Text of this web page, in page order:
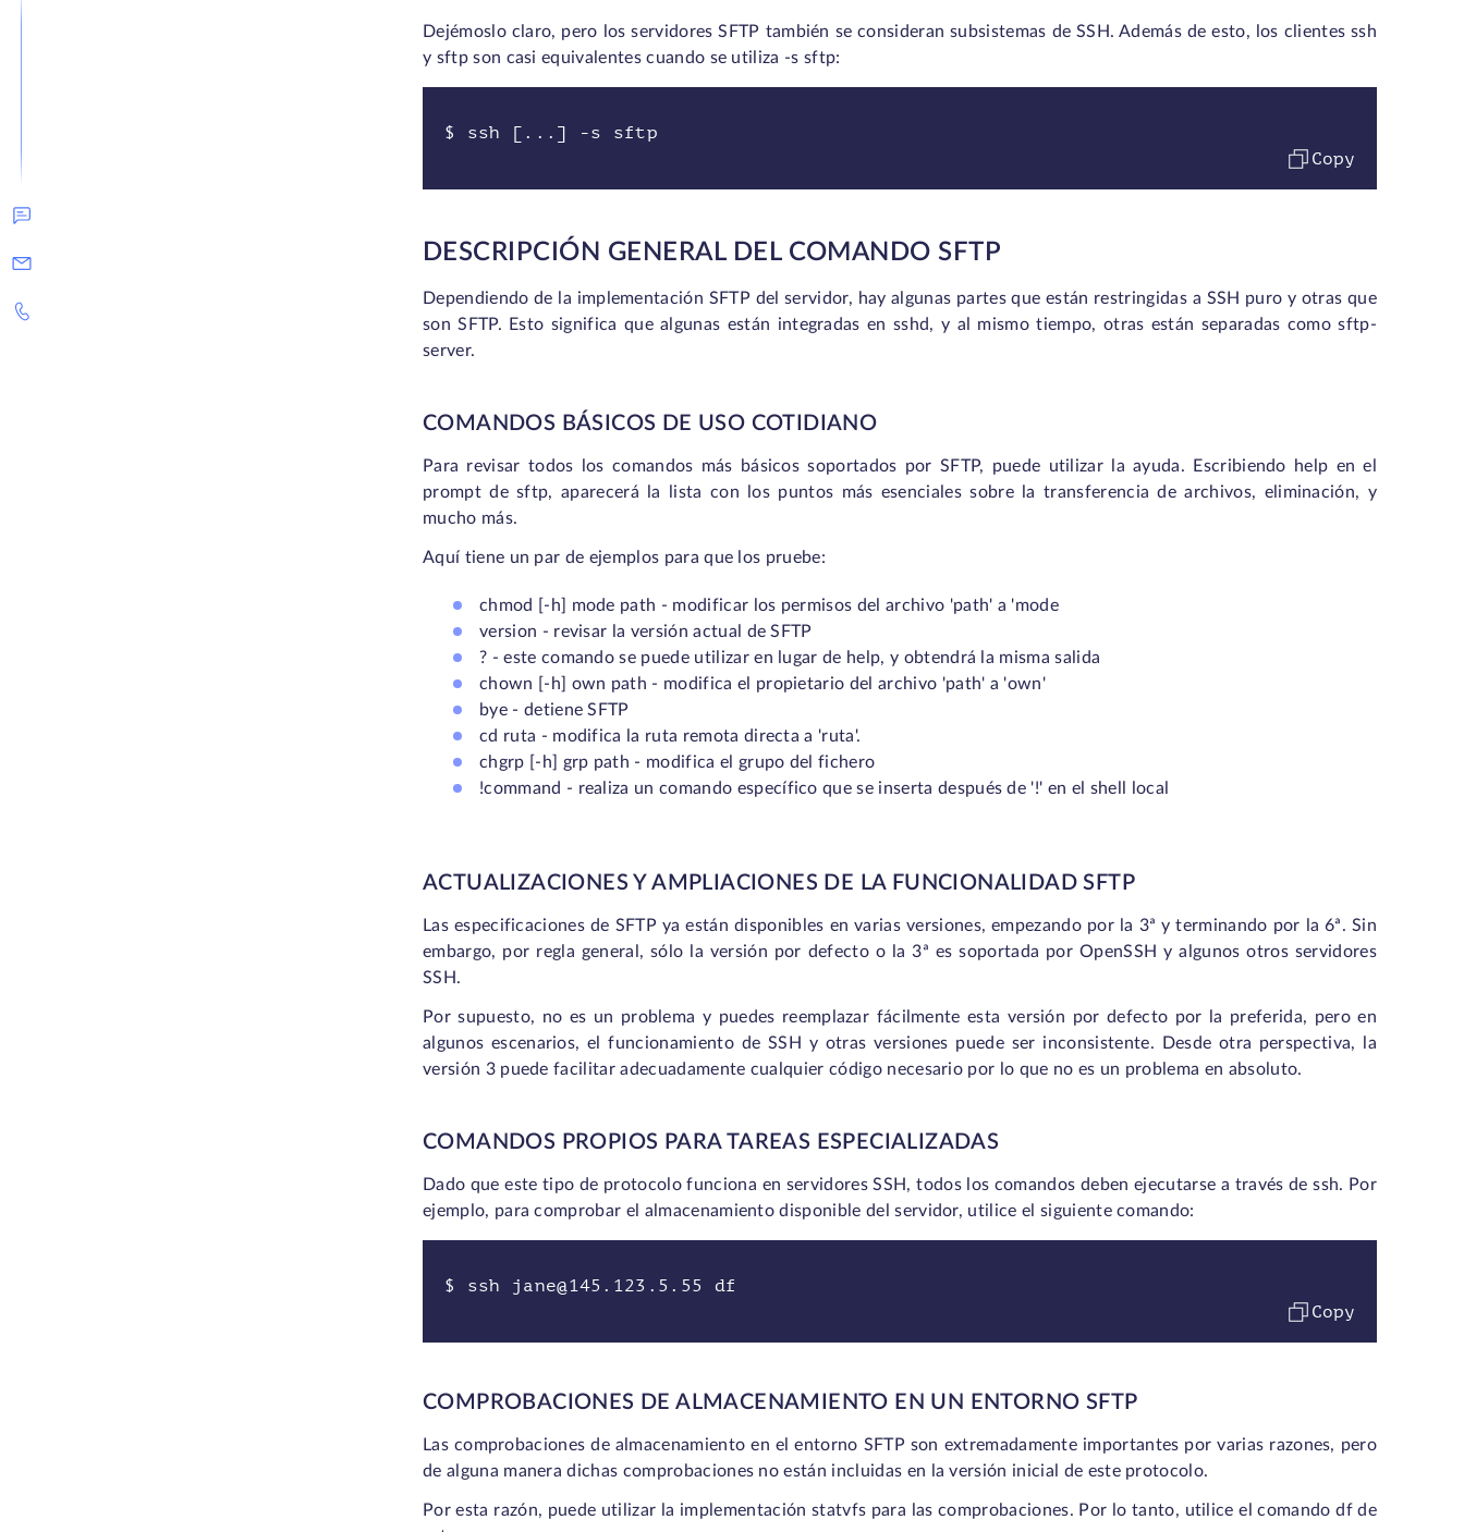
Dejémoslo claro, pero los servidores SFTP también se consideran subsistemas de SSH. Además de esto, los clientes ssh
y sftp son casi equivalentes cuando se utiliza -s sftp:
$ ssh [...] -s sftp
Copy
DESCRIPCIÓN GENERAL DEL COMANDO SFTP
Dependiendo de la implementación SFTP del servidor, hay algunas partes que están restringidas a SSH puro y otras que
son SFTP. Esto significa que algunas están integradas en sshd, y al mismo tiempo, otras están separadas como sftp-
server.
COMANDOS BÁSICOS DE USO COTIDIANO
Para revisar todos los comandos más básicos soportados por SFTP, puede utilizar la ayuda. Escribiendo help en el
prompt de sftp, aparecerá la lista con los puntos más esenciales sobre la transferencia de archivos, eliminación, y
mucho más.
Aquí tiene un par de ejemplos para que los pruebe:
chmod [-h] mode path - modificar los permisos del archivo 'path' a 'mode
version - revisar la versión actual de SFTP
? - este comando se puede utilizar en lugar de help, y obtendrá la misma salida
chown [-h] own path - modifica el propietario del archivo 'path' a 'own'
bye - detiene SFTP
cd ruta - modifica la ruta remota directa a 'ruta'.
chgrp [-h] grp path - modifica el grupo del fichero
!command - realiza un comando específico que se inserta después de '!' en el shell local
ACTUALIZACIONES Y AMPLIACIONES DE LA FUNCIONALIDAD SFTP
Las especificaciones de SFTP ya están disponibles en varias versiones, empezando por la 3ª y terminando por la 6ª. Sin
embargo, por regla general, sólo la versión por defecto o la 3ª es soportada por OpenSSH y algunos otros servidores
SSH.
Por supuesto, no es un problema y puedes reemplazar fácilmente esta versión por defecto por la preferida, pero en
algunos escenarios, el funcionamiento de SSH y otras versiones puede ser inconsistente. Desde otra perspectiva, la
versión 3 puede facilitar adecuadamente cualquier código necesario por lo que no es un problema en absoluto.
COMANDOS PROPIOS PARA TAREAS ESPECIALIZADAS
Dado que este tipo de protocolo funciona en servidores SSH, todos los comandos deben ejecutarse a través de ssh. Por
ejemplo, para comprobar el almacenamiento disponible del servidor, utilice el siguiente comando:
$ ssh jane@145.123.5.55 df
Copy
COMPROBACIONES DE ALMACENAMIENTO EN UN ENTORNO SFTP
Las comprobaciones de almacenamiento en el entorno SFTP son extremadamente importantes por varias razones, pero
de alguna manera dichas comprobaciones no están incluidas en la versión inicial de este protocolo.
Por esta razón, puede utilizar la implementación statvfs para las comprobaciones. Por lo tanto, utilice el comando df de